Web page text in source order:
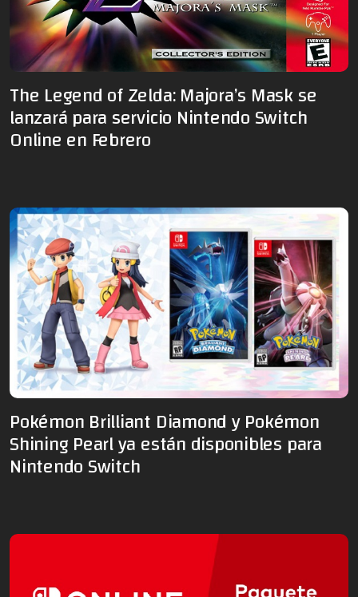
The Legend of Zelda: Majora’s Mask se
lanzará para servicio Nintendo Switch
Online en Febrero
Pokémon Brilliant Diamond y Pokémon
Shining Pearl ya están disponibles para
Nintendo Switch